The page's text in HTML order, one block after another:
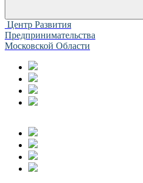
Центр Развития
Предпринимательства
Московской Области